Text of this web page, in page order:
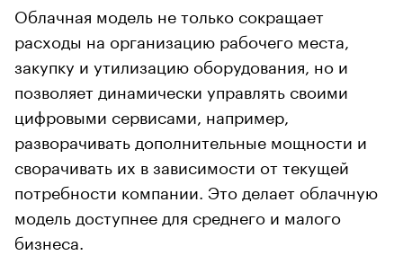
Облачная модель не только сокращает
расходы на организацию рабочего места,
закупку и утилизацию оборудования, но и
позволяет динамически управлять своими
цифровыми сервисами, например,
разворачивать дополнительные мощности и
сворачивать их в зависимости от текущей
потребности компании. Это делает облачную
модель доступнее для среднего и малого
бизнеса.